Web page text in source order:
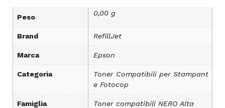
Peso 0,00 g
Brand RefillJet
Marca Epson
Categoria
Toner Compatibili per Stampant
e Fotocop
Famiglia
Toner compatibili NERO Alta